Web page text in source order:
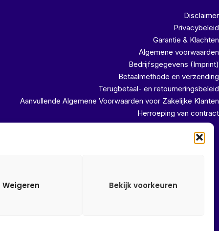
Weigeren Bekijk voorkeuren
Disclaimer
Privacybeleid
Garantie & Klachten
Algemene voorwaarden
Bedrijfsgegevens (Imprint)
Betaalmethode en verzending
Terugbetaal- en retourneringsbeleid
Aanvullende Algemene Voorwaarden voor Zakelijke Klanten
Herroeping van contract
ons magazijn!!